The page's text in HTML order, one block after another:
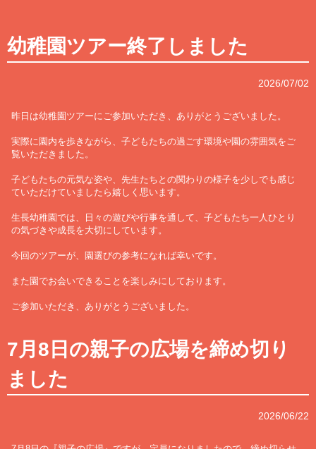
幼稚園ツアー終了しました
2026/07/02
昨日は幼稚園ツアーにご参加いただき、ありがとうございました。
実際に園内を歩きながら、子どもたちの過ごす環境や園の雰囲気をご
覧いただきました。
子どもたちの元気な姿や、先生たちとの関わりの様子を少しでも感じ
ていただけていましたら嬉しく思います。
生長幼稚園では、日々の遊びや行事を通して、子どもたち一人ひとり
の気づきや成長を大切にしています。
今回のツアーが、園選びの参考になれば幸いです。
また園でお会いできることを楽しみにしております。
ご参加いただき、ありがとうございました。
7月8日の親子の広場を締め切り
ました
2026/06/22